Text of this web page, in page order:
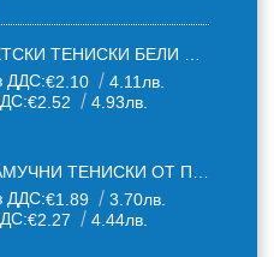
ДДС:€2.10
4.11лв.
€2.52 4.93лв.
ДДС:€1.89
3.70лв.
€2.27 4.44лв.